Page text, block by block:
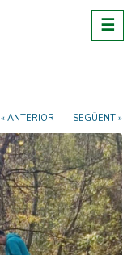
☰
« ANTERIOR SEGÜENT »